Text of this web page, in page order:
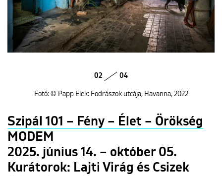
02 04
Fotó: © Papp Elek: Fodrászok utcája, Havanna, 2022
Szipál 101 – Fény – Élet – Örökség
MODEM
2025. június 14. – október 05.
Kurátorok: Lajti Virág és Csizek